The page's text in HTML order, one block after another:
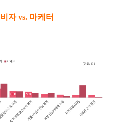
자 vs. 마케터